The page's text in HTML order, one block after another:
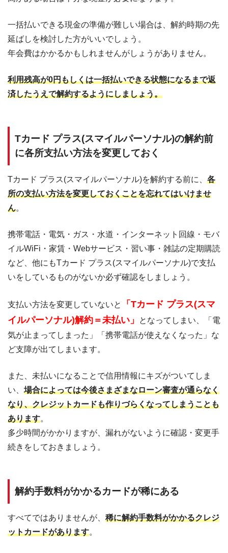
一括払いできる現金の準備が難しい場合は、解約時期の先
延ばしを検討した方がいいでしょう。
年会費はかかるかもしれませんがしょうがありません。
利用残高が0円もしくは一括払いできる状態になるまで返
済したうえで解約するようにしましょう。
Tカード プラス(スマイルパーソナル)の解約前
に各所支払い方法を変更しておく
Tカード プラス(スマイルパーソナル)を解約する前に、 各
所の支払い方法を変更しておくことを忘れてはいけませ
ん。
携帯電話・電気・ガス・水道・インターネット回線・モバ
イルWiFi・家賃・Webサービス・習い事・雑誌の定期購読
など、他にもTカード プラス(スマイルパーソナル)で支払
いをしているものがないか必ず確認をしましょう。
支払い方法を変更していないと
「Tカード プラス(スマ
イルパーソナル)解約＝未払い」
となってしまい、「電
気が止まってしまった」「携帯電話が使えなくなった」な
ど支障が出てしまいます。
また、未払いになることで信用情報にキズがついてしま
い、 場合によっては今後さまざまなローン審査が通らなく
なり、クレジットカードも作りづらくなってしまうことも
あります。
多少時間がかかりますが、漏れがないように確認・変更手
続きをしておきましょう。
解約手数料がかかるカードが稀にある
すべてではありませんが、 稀に解約手数料がかかるクレジ
ットカードがあります。